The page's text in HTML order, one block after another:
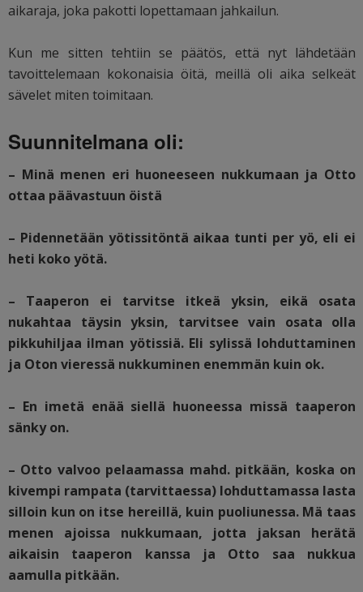
aikaraja, joka pakotti lopettamaan jahkailun.
Kun me sitten tehtiin se päätös, että nyt lähdetään
tavoittelemaan kokonaisia öitä, meillä oli aika selkeät
sävelet miten toimitaan.
Suunnitelmana oli:
– Minä menen eri huoneeseen nukkumaan ja Otto
ottaa päävastuun öistä
– Pidennetään yötissitöntä aikaa tunti per yö, eli ei
heti koko yötä.
– Taaperon ei tarvitse itkeä yksin, eikä osata
nukahtaa täysin yksin, tarvitsee vain osata olla
pikkuhiljaa ilman yötissiä. Eli sylissä lohduttaminen
ja Oton vieressä nukkuminen enemmän kuin ok.
– En imetä enää siellä huoneessa missä taaperon
sänky on.
– Otto valvoo pelaamassa mahd. pitkään, koska on
kivempi rampata (tarvittaessa) lohduttamassa lasta
silloin kun on itse hereillä, kuin puoliunessa. Mä taas
menen ajoissa nukkumaan, jotta jaksan herätä
aikaisin taaperon kanssa ja Otto saa nukkua
aamulla pitkään.